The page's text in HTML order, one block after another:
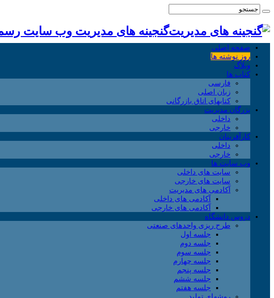
گنجینه های مدیریت وب سایت
صفحه اصلی
روز نوشته ها
وبلاگ
کتاب ها
فارسی
زبان اصلی
کتابهای اتاق بازرگانی
بزرگان مدیریت
داخلی
خارجی
کارآفرینان
داخلی
خارجی
وب سایت ها
سایت های داخلی
سایت های خارجی
آکادمی های مدیریت
آکادمی های داخلی
آکادمی های خارجی
دروس دانشگاه
طرح ریزی واحدهای صنعتی
جلسه اول
جلسه دوم
جلسه سوم
جلسه چهارم
جلسه پنجم
جلسه ششم
جلسه هفتم